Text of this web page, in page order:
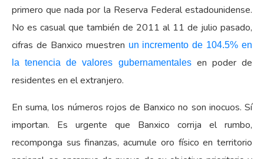
primero que nada por la Reserva Federal estadounidense.
No es casual que también de 2011 al 11 de julio pasado,
cifras de Banxico muestren un incremento de 104.5% en
la tenencia de valores gubernamentalesen poder de
residentes en el extranjero.
En suma, los números rojos de Banxico no son inocuos. Sí
importan. Es urgente que Banxico corrija el rumbo,
recomponga sus finanzas, acumule oro físico en territorio